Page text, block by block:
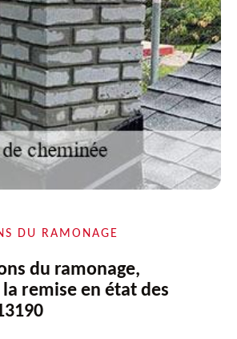
DU RAMONAGE
du ramonage,
remise en état des